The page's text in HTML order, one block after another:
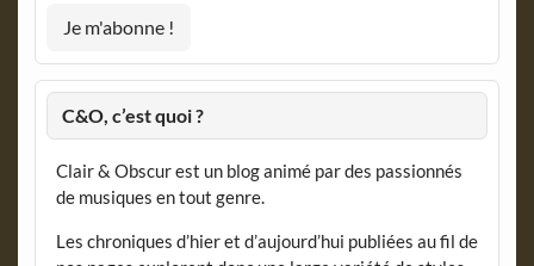
C&O, c’est quoi ?
Clair & Obscur est un blog animé par des passionnés
de musiques en tout genre.
Les chroniques d’hier et d’aujourd’hui publiées au fil de